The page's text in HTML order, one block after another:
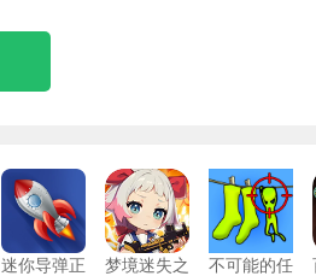
迷你导弹正
梦境迷失之
不可能的任